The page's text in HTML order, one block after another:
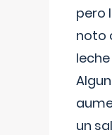
pero
noto
un